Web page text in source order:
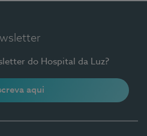
do Hospital da Luz?
aqui